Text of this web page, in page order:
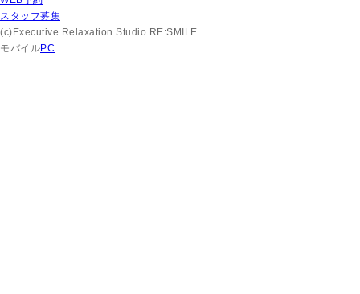
スタッフ募集
(c)Executive Relaxation Studio RE:SMILE
モバイルPC